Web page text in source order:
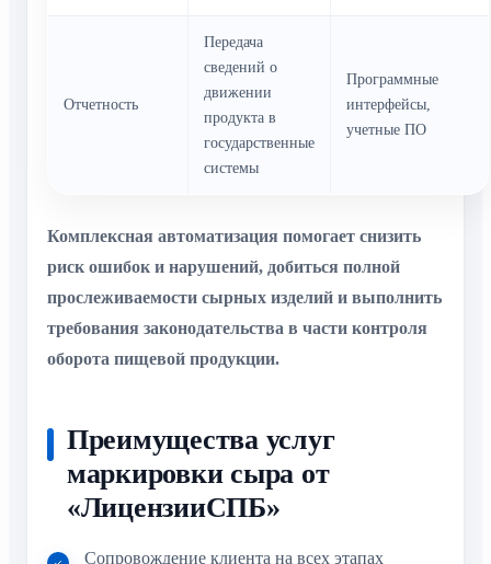
Отчетность
Передача
сведений о
движении
продукта в
государственные
системы
Программные
интерфейсы,
учетные ПО
Комплексная автоматизация помогает снизить
риск ошибок и нарушений, добиться полной
прослеживаемости сырных изделий и выполнить
требования законодательства в части контроля
оборота пищевой продукции.
Преимущества услуг
маркировки сыра от
«ЛицензииСПБ»
Cопровождение клиента на всех этапах